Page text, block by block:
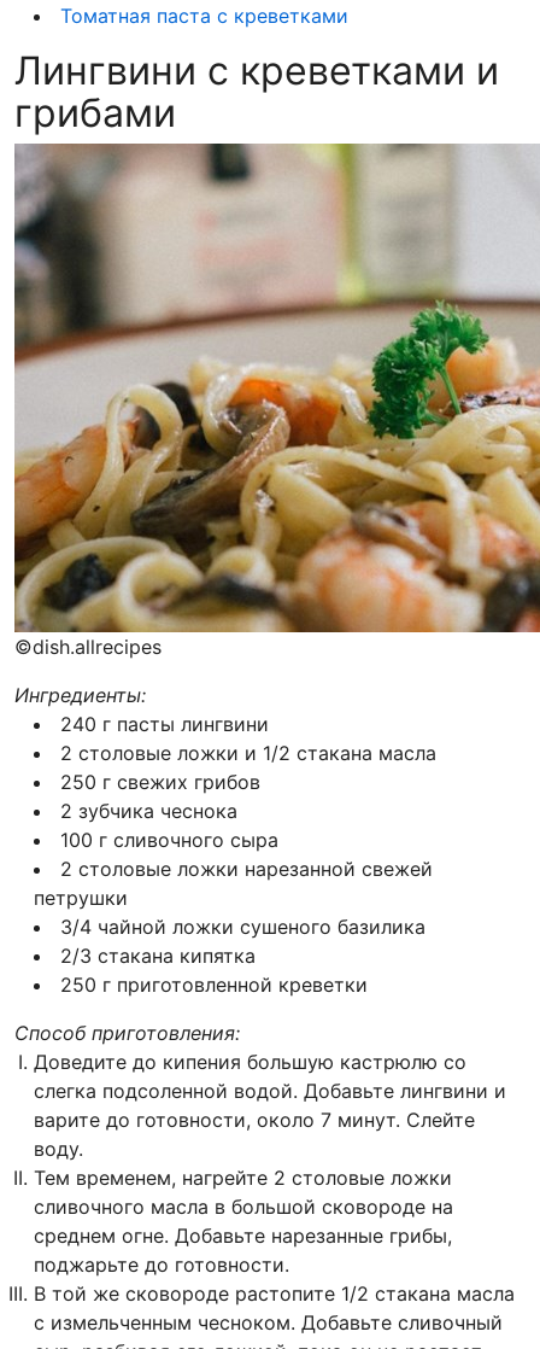
Томатная паста с креветками
Лингвини с креветками и
грибами
©dish.allrecipes
Ингредиенты:
240 г пасты лингвини
2 столовые ложки и 1/2 стакана масла
250 г свежих грибов
2 зубчика чеснока
100 г сливочного сыра
2 столовые ложки нарезанной свежей
петрушки
3/4 чайной ложки сушеного базилика
2/3 стакана кипятка
250 г приготовленной креветки
Способ приготовления:
Доведите до кипения большую кастрюлю со
слегка подсоленной водой. Добавьте лингвини и
варите до готовности, около 7 минут. Слейте
воду.
Тем временем, нагрейте 2 столовые ложки
сливочного масла в большой сковороде на
среднем огне. Добавьте нарезанные грибы,
поджарьте до готовности.
В той же сковороде растопите 1/2 стакана масла
с измельченным чесноком. Добавьте сливочный